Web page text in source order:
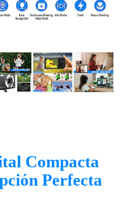
Compacta
Perfecta